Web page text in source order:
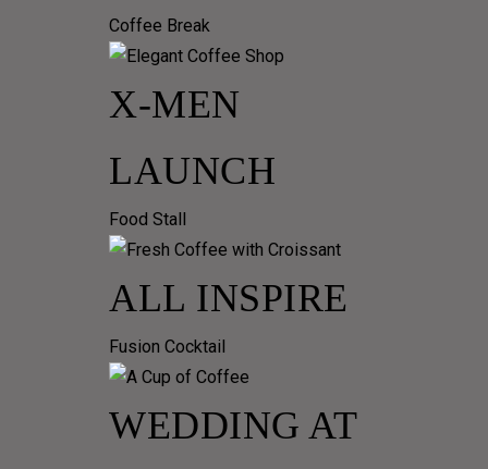
Coffee Break
X-MEN
LAUNCH
Food Stall
ALL INSPIRE
Fusion Cocktail
WEDDING AT